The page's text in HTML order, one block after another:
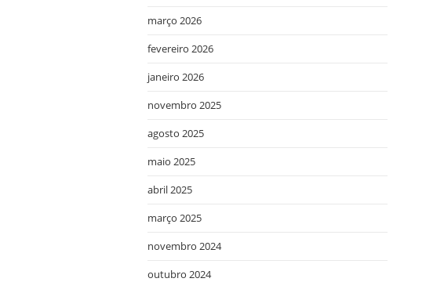
março 2026
fevereiro 2026
janeiro 2026
novembro 2025
agosto 2025
maio 2025
abril 2025
março 2025
novembro 2024
outubro 2024